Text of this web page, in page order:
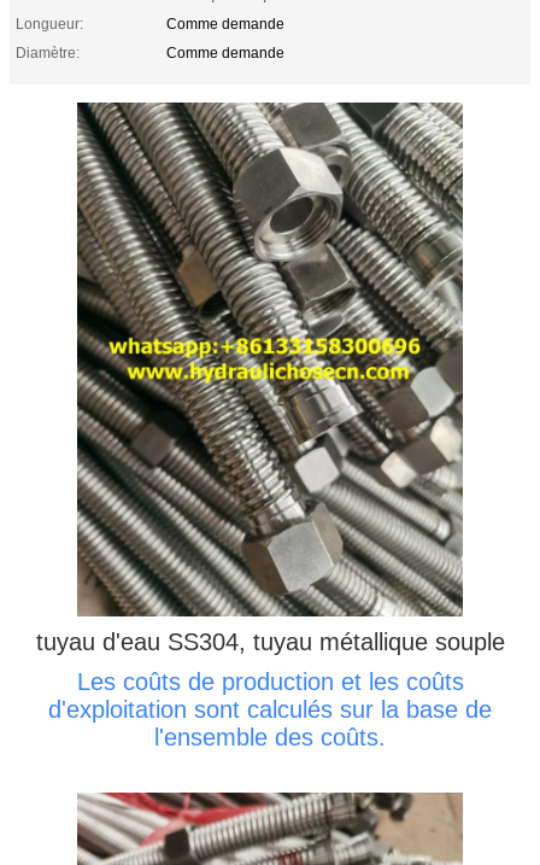
Longueur:
Comme demande
Diamètre:
Comme demande
tuyau d'eau SS304, tuyau métallique souple
Les coûts de production et les coûts
d'exploitation sont calculés sur la base de
l'ensemble des coûts.